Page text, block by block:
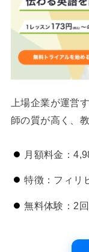
上場企業が運営
師の質が高く、
月額料金：
特徴：フィリ
無料体験：2回